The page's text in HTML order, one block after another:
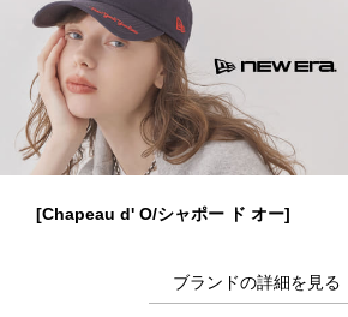
[Chapeau d' O/シャポー ド オー]
ブランドの詳細を見る